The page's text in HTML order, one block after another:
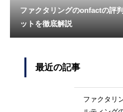
ファクタリングのonfactの評
ットを徹底解説
最近の記事
ファクタリ